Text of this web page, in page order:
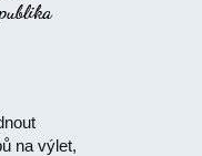
na výlet,